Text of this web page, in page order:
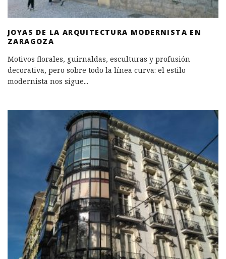
JOYAS DE LA ARQUITECTURA MODERNISTA EN
ZARAGOZA
Motivos florales, guirnaldas, esculturas y profusión
decorativa, pero sobre todo la línea curva: el estilo
modernista nos sigue...